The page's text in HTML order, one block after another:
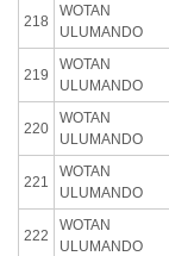
218
WOTAN
ULUMANDO
219
WOTAN
ULUMANDO
220
WOTAN
ULUMANDO
221
WOTAN
ULUMANDO
222
WOTAN
ULUMANDO